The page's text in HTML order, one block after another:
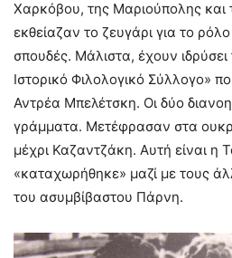
Χαρκόβου, της Μαριούπολης
εκθείαζαν το ζευγάρι για το
σπουδές. Μάλιστα, έχουν ιδρύσει
Ιστορικό Φιλολογικό Σύλλογο»
Αντρέα Μπελέτσκη. Οι δύο
γράμματα. Μετέφρασαν στα
μέχρι Καζαντζάκη. Αυτή είναι η
«καταχωρήθηκε» μαζί με τους
του ασυμβίβαστου Πάρνη.